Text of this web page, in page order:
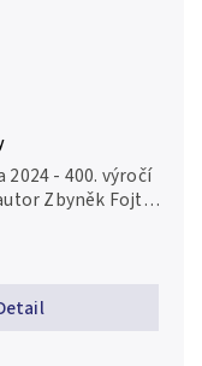
2024 - 400. výročí
Zbyněk Fojtů,
kvalita Ag